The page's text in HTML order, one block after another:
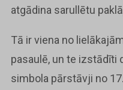
atgādina sarullētu
Tā ir viena no
pasaulē, un te izstādīti
simbola pārstāvji no